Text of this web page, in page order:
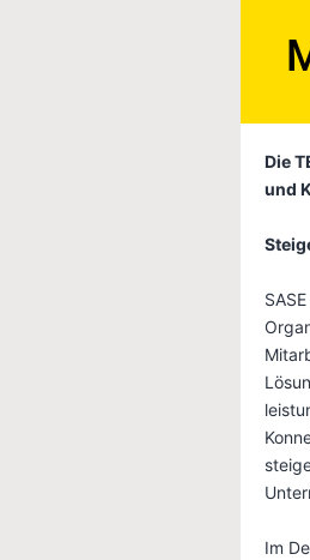
Die
und
Im